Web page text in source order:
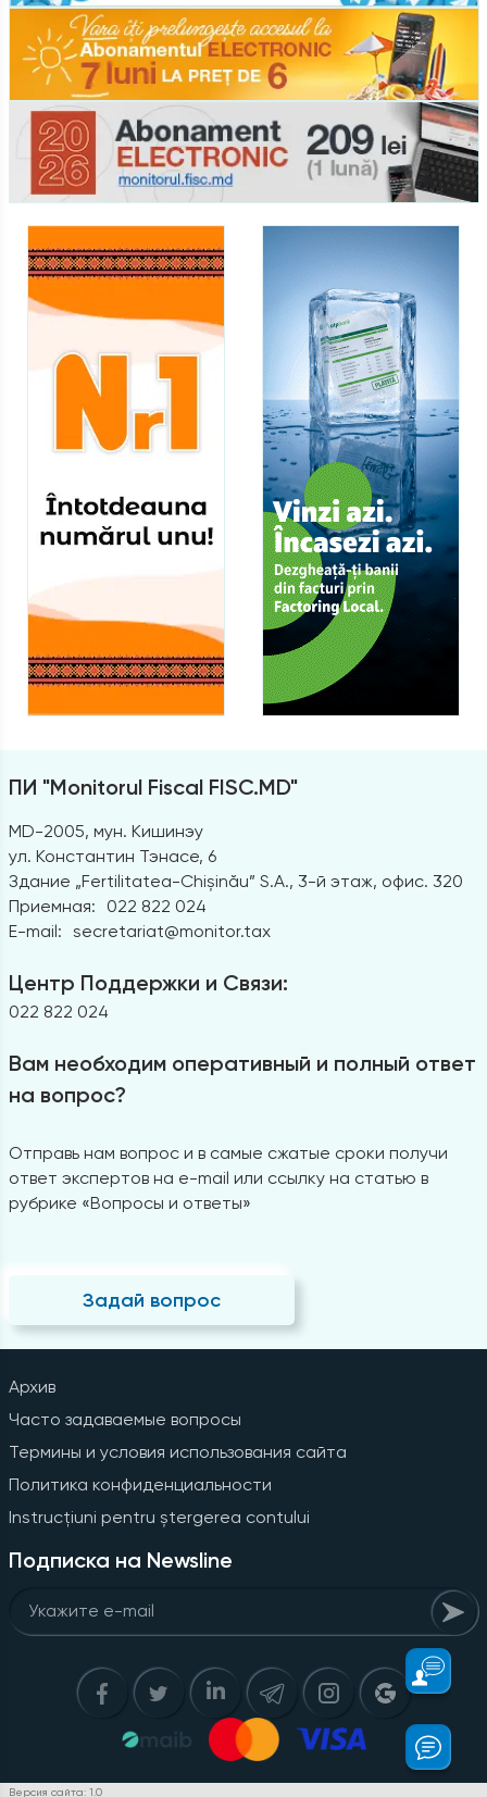
ПИ "Monitorul Fiscal FISC.MD"
MD-2005, мун. Кишинэу
ул. Константин Тэнасе, 6
Здание „Fertilitatea-Chișinău” S.A., 3-й этаж, офис. 320
Приемная:
022 822 024
E-mail: secretariat@monitor.tax
Центр Поддержки и Связи:
022 822 024
Вам необходим оперативный и полный ответ
на вопрос?
Отправь нам вопрос и в самые сжатые сроки получи
ответ экспертов на e-mail или ссылку на статью в
рубрике «Вопросы и ответы»
Задай вопрос
Архив
Часто задаваемые вопросы
Термины и условия использования сайта
Политика конфиденциальности
Instrucțiuni pentru ștergerea contului
Подписка на Newsline
Версия сайта: 1.0